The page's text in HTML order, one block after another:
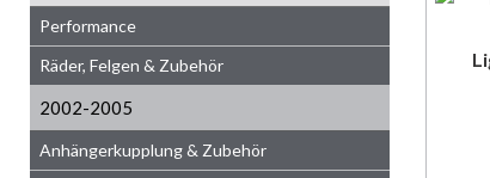
Performance
Räder, Felgen & Zubehör
2002-2005
Anhängerkupplung & Zubehör